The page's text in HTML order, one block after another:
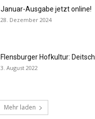
Januar-Ausgabe jetzt online!
28. Dezember 2024
Flensburger Hofkultur: Deitsch
3. August 2022
Mehr laden